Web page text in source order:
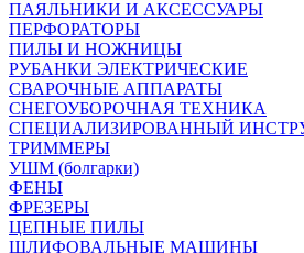
ПАЯЛЬНИКИ И АКСЕССУАРЫ
ПЕРФОРАТОРЫ
ПИЛЫ И НОЖНИЦЫ
РУБАНКИ ЭЛЕКТРИЧЕСКИЕ
СВАРОЧНЫЕ АППАРАТЫ
СНЕГОУБОРОЧНАЯ ТЕХНИКА
СПЕЦИАЛИЗИРОВАННЫЙ
ТРИММЕРЫ
УШМ (болгарки)
ФЕНЫ
ФРЕЗЕРЫ
ЦЕПНЫЕ ПИЛЫ
ШЛИФОВАЛЬНЫЕ МАШИНЫ